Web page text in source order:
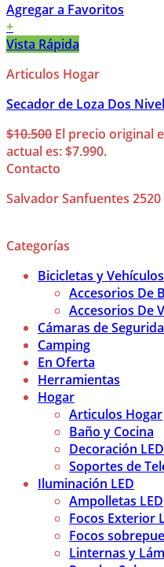
Agregar a Favoritos
+
Vista Rápida
Articulos Hogar
Secador de Loza Dos
$10.500 El precio original
actual es: $7.990.
Contacto
Salvador Sanfuentes
Categorías
Bicicletas y Vehículos
Accesorios De
Accesorios De
Cámaras de
Camping
En Oferta
Herramientas
Hogar
Articulos Hogar
Baño y Cocina
Decoración
Soportes de
Iluminación LED
Ampolletas LED
Focos Exterior
Focos
Linternas y